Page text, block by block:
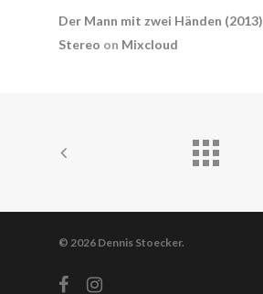
Der Mann mit zwei Händen (2013)
Stereo on Mixcloud
© 2026 Dennis Stoecker.